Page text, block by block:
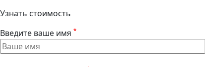
Узнать стоимость
Введите ваше имя *